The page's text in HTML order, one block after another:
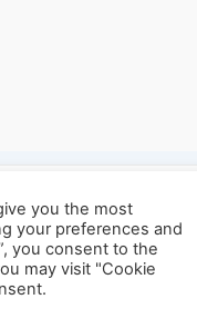
Filme |
you the most
your preferences and
you consent to the
may visit "Cookie